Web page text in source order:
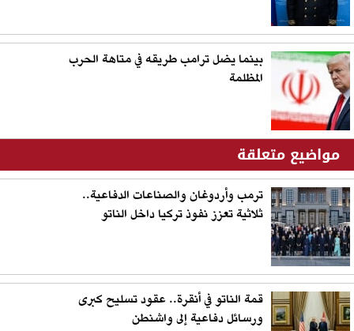
بينما يضل ترامب طريقه في متاهة الحرب
المظلمة
مواضيع متعلقة
ترمب وأردوغان والصناعات الدفاعية..
ثلاثية تعزز نفوذ تركيا داخل الناتو
قمة الناتو في أنقرة.. عقود تسليح كبرى
ورسائل دفاعية إلى واشنطن